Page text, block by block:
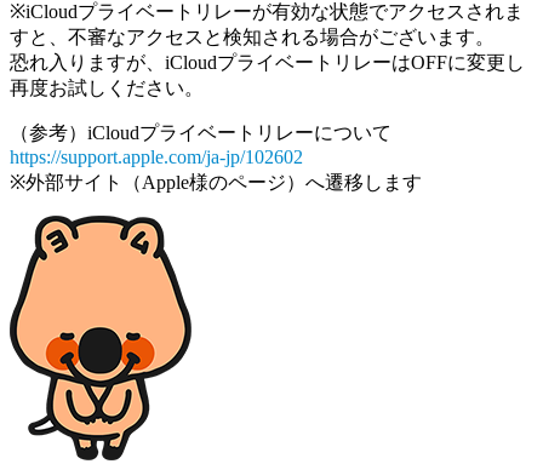
※iCloudプライベートリレーが有効な状態でアクセスされま
すと、不審なアクセスと検知される場合がございます。
恐れ入りますが、iCloudプライベートリレーはOFFに変更し
再度お試しください。
（参考）iCloudプライベートリレーについて
https://support.apple.com/ja-jp/102602
※外部サイト（Apple様のページ）へ遷移します